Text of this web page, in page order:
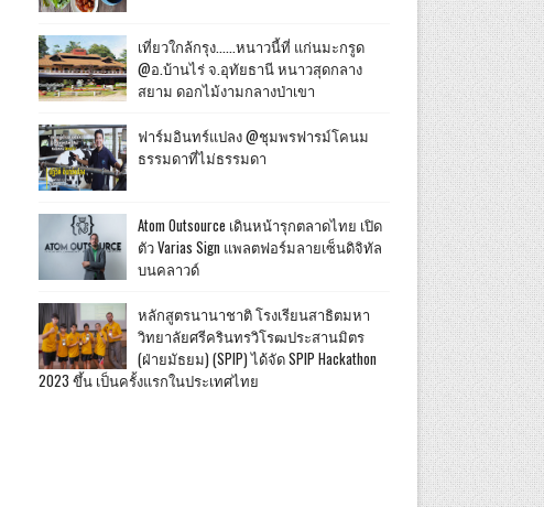
เที่ยวใกล้กรุง......หนาวนี้ที่ แก่นมะกรูด
@อ.บ้านไร่ จ.อุทัยธานี หนาวสุดกลาง
สยาม ดอกไม้งามกลางป่าเขา
ฟาร์มอินทร์แปลง @ชุมพรฟารม์โคนม
ธรรมดาที่ไม่ธรรมดา
Atom Outsource เดินหน้ารุกตลาดไทย เปิด
ตัว Varias Sign แพลตฟอร์มลายเซ็นดิจิทัล
บนคลาวด์
หลักสูตรนานาชาติ โรงเรียนสาธิตมหา
วิทยาลัยศรีครินทรวิโรฒประสานมิตร
(ฝ่ายมัธยม) (SPIP) ได้จัด SPIP Hackathon
2023 ขึ้น เป็นครั้งแรกในประเทศไทย